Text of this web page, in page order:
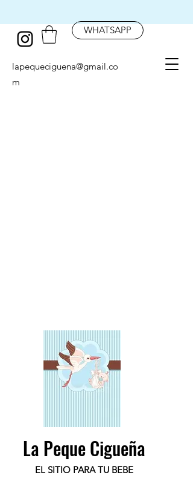
WHATSAPP
lapequeciguena@gmail.co
m
La Peque Cigueña
EL SITIO PARA TU BEBE